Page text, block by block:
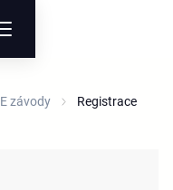
závody Registrace